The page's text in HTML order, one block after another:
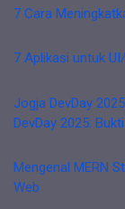
7 Cara
7 Aplikasi untuk
Jogja DevDay
DevDay 2025:
Mengenal MERN
Web